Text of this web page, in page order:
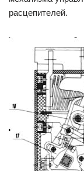
расцепителей.